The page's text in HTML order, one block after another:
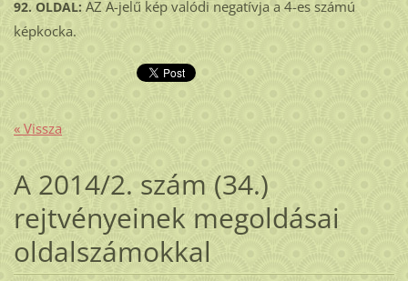
92. OLDAL: AZ A-jelű kép valódi negatívja a 4-es számú
képkocka.
« Vissza
A 2014/2. szám (34.)
rejtvényeinek megoldásai
oldalszámokkal